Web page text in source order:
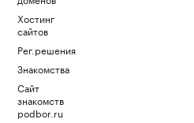
Хостинг
сайтов
Рег.решения
Знакомства
Сайт
знакомств
podbor.ru